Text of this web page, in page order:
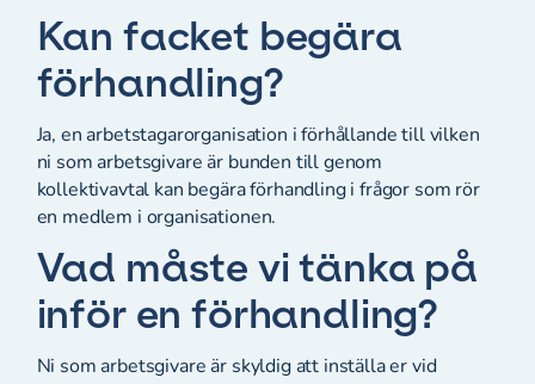
Kan facket begära
förhandling?
Ja, en arbetstagarorganisation i förhållande till vilken
ni som arbetsgivare är bunden till genom
kollektivavtal kan begära förhandling i frågor som rör
en medlem i organisationen.
Vad måste vi tänka på
inför en förhandling?
Ni som arbetsgivare är skyldig att inställa er vid